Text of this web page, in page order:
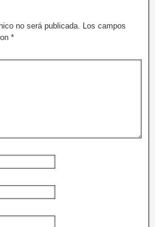
no será publicada. Los campos
*